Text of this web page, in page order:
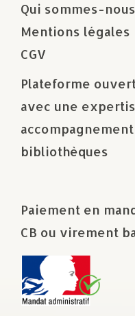
Qui sommes-
Mentions légales
CGV
Plateforme
avec une
bibliothèques
Paiement en
CB ou virement